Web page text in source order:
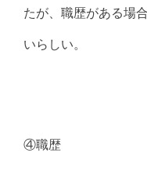
たが、職歴がある場
いらしい。
④職歴